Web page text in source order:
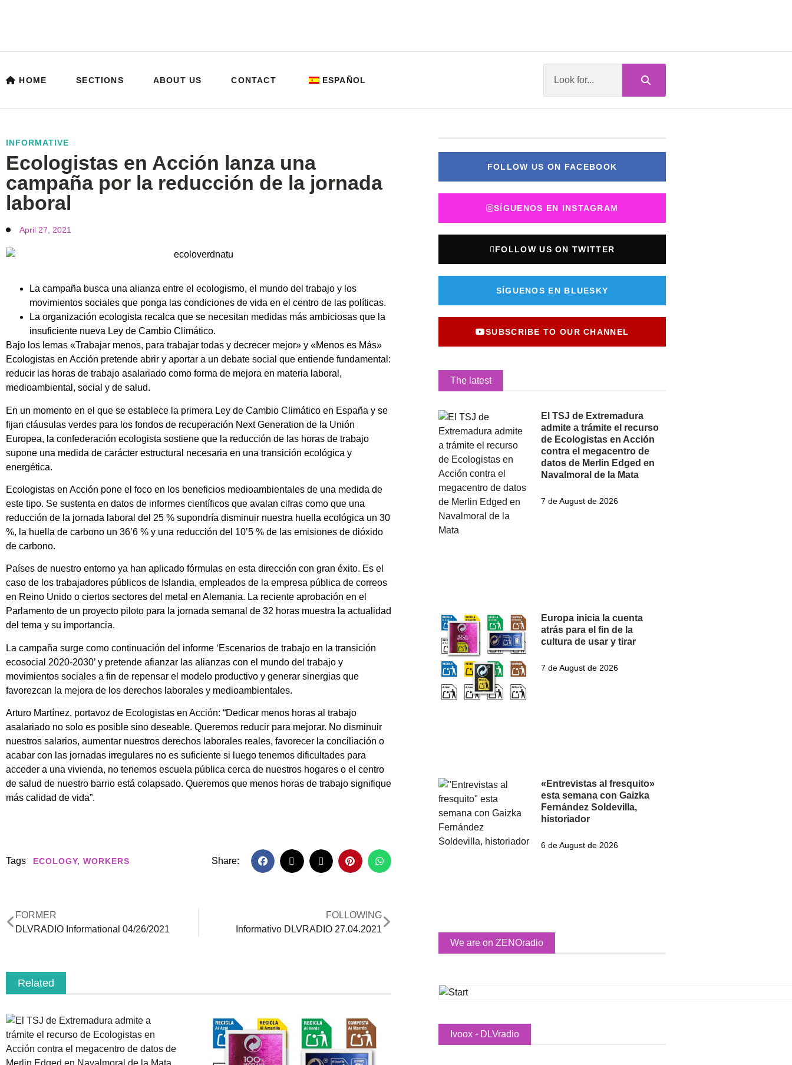
HOME SECTIONS ABOUT US CONTACT ESPAÑOL
INFORMATIVE
Ecologistas en Acción lanza una
campaña por la reducción de la jornada
laboral
April 27, 2021
La campaña busca una alianza entre el ecologismo, el mundo del trabajo y los
movimientos sociales que ponga las condiciones de vida en el centro de las políticas.
La organización ecologista recalca que se necesitan medidas más ambiciosas que la
insuficiente nueva Ley de Cambio Climático.
Bajo los lemas «Trabajar menos, para trabajar todas y decrecer mejor» y «Menos es Más»
Ecologistas en Acción pretende abrir y aportar a un debate social que entiende fundamental:
reducir las horas de trabajo asalariado como forma de mejora en materia laboral,
medioambiental, social y de salud.
En un momento en el que se establece la primera Ley de Cambio Climático en España y se
fijan cláusulas verdes para los fondos de recuperación Next Generation de la Unión
Europea, la confederación ecologista sostiene que la reducción de las horas de trabajo
supone una medida de carácter estructural necesaria en una transición ecológica y
energética.
Ecologistas en Acción pone el foco en los beneficios medioambientales de una medida de
este tipo. Se sustenta en datos de informes científicos que avalan cifras como que una
reducción de la jornada laboral del 25 % supondría disminuir nuestra huella ecológica un 30
%, la huella de carbono un 36’6 % y una reducción del 10’5 % de las emisiones de dióxido
de carbono.
Países de nuestro entorno ya han aplicado fórmulas en esta dirección con gran éxito. Es el
caso de los trabajadores públicos de Islandia, empleados de la empresa pública de correos
en Reino Unido o ciertos sectores del metal en Alemania. La reciente aprobación en el
Parlamento de un proyecto piloto para la jornada semanal de 32 horas muestra la actualidad
del tema y su importancia.
La campaña surge como continuación del informe ‘Escenarios de trabajo en la transición
ecosocial 2020-2030’ y pretende afianzar las alianzas con el mundo del trabajo y
movimientos sociales a fin de repensar el modelo productivo y generar sinergias que
favorezcan la mejora de los derechos laborales y medioambientales.
Arturo Martínez, portavoz de Ecologistas en Acción: “Dedicar menos horas al trabajo
asalariado no solo es posible sino deseable. Queremos reducir para mejorar. No disminuir
nuestros salarios, aumentar nuestros derechos laborales reales, favorecer la conciliación o
acabar con las jornadas irregulares no es suficiente si luego tenemos dificultades para
acceder a una vivienda, no tenemos escuela pública cerca de nuestros hogares o el centro
de salud de nuestro barrio está colapsado. Queremos que menos horas de trabajo signifique
más calidad de vida”.
Tags ECOLOGY, WORKERS Share:
FORMER
DLVRADIO Informational 04/26/2021
FOLLOWING
Informativo DLVRADIO 27.04.2021
Related
FOLLOW US ON FACEBOOK
SÍGUENOS EN INSTAGRAM
FOLLOW US ON TWITTER
SÍGUENOS EN BLUESKY
SUBSCRIBE TO OUR CHANNEL
The latest
El TSJ de Extremadura
admite a trámite el recurso
de Ecologistas en Acción
contra el megacentro de
datos de Merlin Edged en
Navalmoral de la Mata
7 de August de 2026
Europa inicia la cuenta
atrás para el fin de la
cultura de usar y tirar
7 de August de 2026
«Entrevistas al fresquito»
esta semana con Gaizka
Fernández Soldevilla,
historiador
6 de August de 2026
We are on ZENOradio
Ivoox - DLVradio